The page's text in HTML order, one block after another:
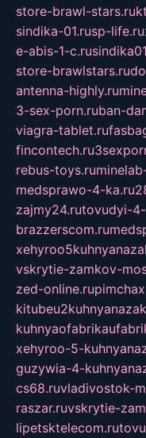
store-brawl-stars.ru
sindika-01.rusp-life.ru
e-abis-1-c.ru
store-brawlstars.ru
antenna-highly.ru
3-sex-porn.ruban-
viagra-tablet.ru
fincontech.ru
rebus-toys.ru
medsprawo-4-ka.ru
zajmy24.rutovudyi-4-
brazzerscom.ru
vskrytie-zamkov-
zed-online.ru
xehyroo-5-
guzywia-4-
cs68.ruvladivostok-
raszar.ruvskrytie-
lipetsktelecom.ru